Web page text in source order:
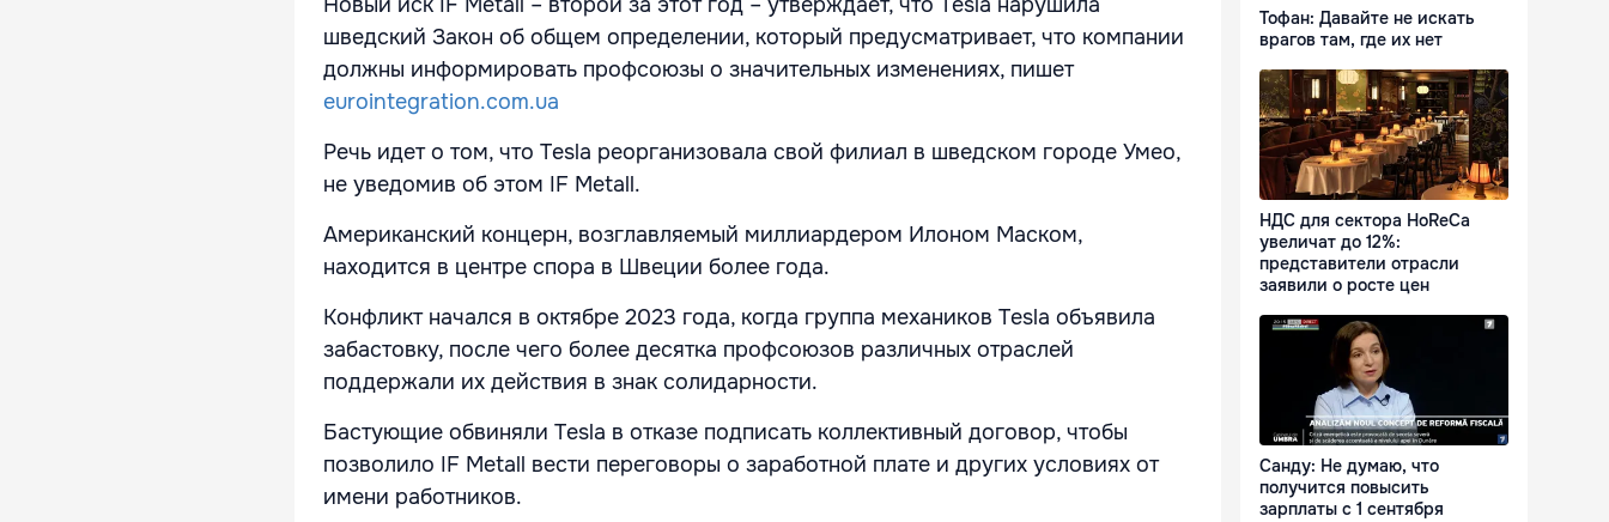
шведский Закон об общем определении, который предусматривает, что компании
должны информировать профсоюзы о значительных изменениях, пишет
eurointegration.com.ua
Речь идет о том, что Tesla реорганизовала свой филиал в шведском городе Умео,
не уведомив об этом IF Metall.
Американский концерн, возглавляемый миллиардером Илоном Маском,
находится в центре спора в Швеции более года.
Конфликт начался в октябре 2023 года, когда группа механиков Tesla объявила
забастовку, после чего более десятка профсоюзов различных отраслей
поддержали их действия в знак солидарности.
Бастующие обвиняли Tesla в отказе подписать коллективный договор, чтобы
позволило IF Metall вести переговоры о заработной плате и других условиях от
имени работников.
Тофан: Давайте не искать
врагов там, где их нет
НДС для сектора HoReCa
увеличат до 12%:
представители отрасли
заявили о росте цен
Санду: Не думаю, что
получится повысить
зарплаты с 1 сентября